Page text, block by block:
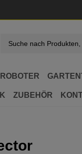
ZUBEHÖR